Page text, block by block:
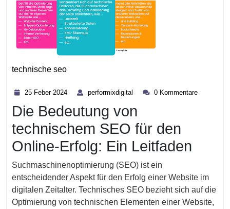
technische seo
25 Feber 2024
2024
performixdigital performixdigital
0 Kommentare
Die Bedeutung von
technischem SEO für den
Online-Erfolg: Ein Leitfaden
Suchmaschinenoptimierung (SEO) ist ein
entscheidender Aspekt für den Erfolg einer Website im
digitalen Zeitalter. Technisches SEO bezieht sich auf die
Optimierung von technischen Elementen einer Website,